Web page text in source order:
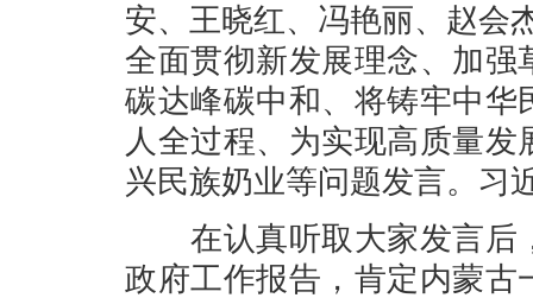
安、王晓红、冯艳丽、赵会
全面贯彻新发展理念、加
碳达峰碳中和、将铸牢中
人全过程、为实现高质量
兴民族奶业等问题发言。习
在认真听取大家发言后
政府工作报告，肯定内蒙